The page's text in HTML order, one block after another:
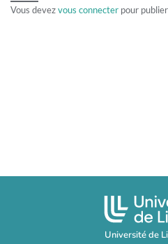
Vous devezvous connecter pour
Université de